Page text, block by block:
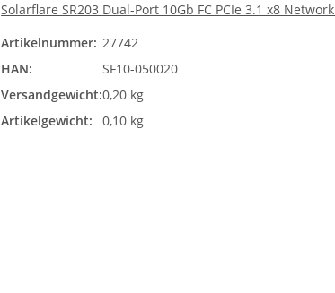
Solarflare SR203 Dual-Port 10Gb FC PCIe 3.1 x8
Artikelnummer: 27742
HAN:
SF10-050020
Versandgewicht:0,20 kg
Artikelgewicht:
0,10 kg